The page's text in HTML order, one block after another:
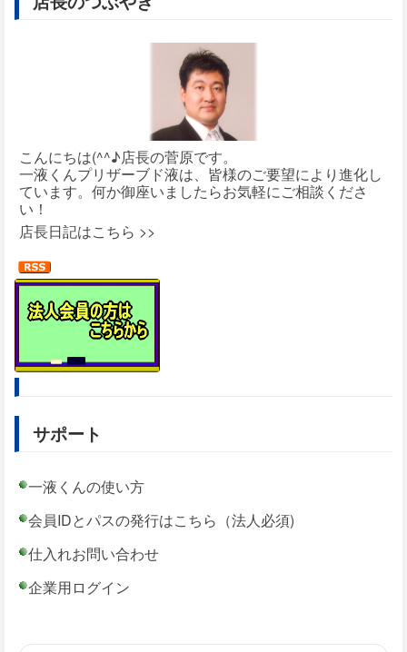
こんにちは(^^♪店長の菅原です。
一液くんプリザーブド液は、皆様のご要望により進化し
ています。何か御座いましたらお気軽にご相談くださ
い！
店長日記はこちら >>
サポート
一液くんの使い方
会員IDとパスの発行はこちら（法人必須)
仕入れお問い合わせ
企業用ログイン